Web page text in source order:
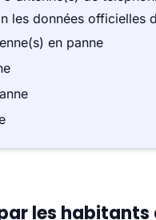
les données officielles
en panne
les habitants